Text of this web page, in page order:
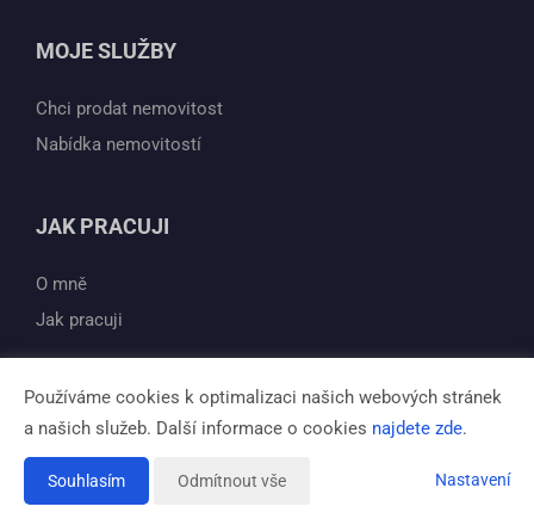
MOJE SLUŽBY
Chci prodat nemovitost
Nabídka nemovitostí
JAK PRACUJI
O mně
Jak pracuji
Vytvořeno v systémuCHYTRÝ WEB MAKLÉŘE
Tomawell s.r.o. © 2026
Používáme cookies k optimalizaci našich webových stránek
a našich služeb. Další informace o cookies najdete zde.
Souhlasím Odmítnout vše Nastavení